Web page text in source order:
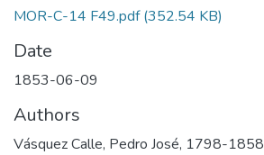
MOR-C-14 F49.pdf(352.54 KB)
Date
1853-06-09
Authors
Vásquez Calle, Pedro José, 1798-1858